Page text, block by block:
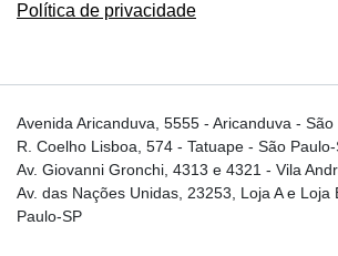
Política de privacidade
Avenida Aricanduva, 5555 - Aricanduva - São
R. Coelho Lisboa, 574 - Tatuape - São Paulo-
Av. Giovanni Gronchi, 4313 e 4321 - Vila
Av. das Nações Unidas, 23253, Loja A e Loja
Paulo-SP